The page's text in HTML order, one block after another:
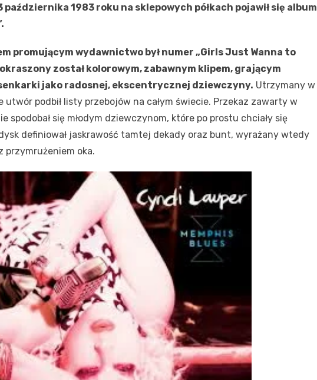
października 1983 roku na sklepowych półkach pojawił się album
promującym wydawnictwo był numer „Girls Just Wanna to
został kolorowym, zabawnym klipem, grającym
jako radosnej, ekscentrycznej dziewczyny. Utrzymany w
utwór podbił listy przebojów na całym świecie. Przekaz zawarty w
spodobał się młodym dziewczynom, które po prostu chciały się
definiował jaskrawość tamtej dekady oraz bunt, wyrażany wtedy
przymrużeniem oka.